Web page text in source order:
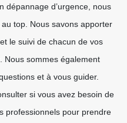
dépannage d’urgence, nous
top. Nous savons apporter
le suivi de chacun de vos
Nous sommes également
et à vous guider.
si vous avez besoin de
professionnels pour prendre